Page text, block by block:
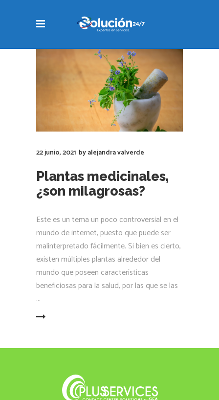
22 junio, 2021 byalejandra valverde
Plantas medicinales,
¿son milagrosas?
Este es un tema un poco controversial en el
mundo de internet, puesto que puede ser
malinterpretado fácilmente. Si bien es cierto,
existen múltiples plantas alrededor del
mundo que poseen características
beneficiosas para la salud, por las que se las